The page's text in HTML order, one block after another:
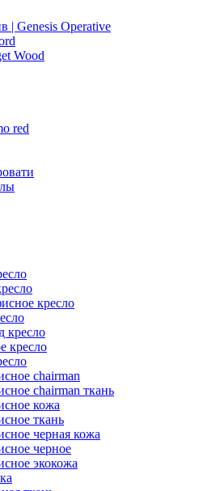
| Genesis Operative
Wood
red
кресло
кресло
кресло
chairman
chairman ткань
кожа
ткань
черная кожа
черное
экокожа